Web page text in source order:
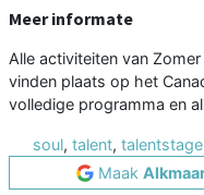
Meer informate
Alle activiteiten van
vinden plaats op het
volledige programma en
soul, talent, talentstage
Maak